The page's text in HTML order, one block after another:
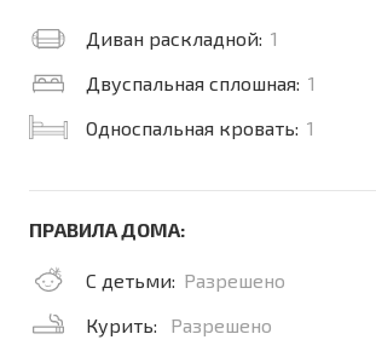
Диван раскладной: 1
Двуспальная сплошная: 1
Односпальная кровать: 1
ПРАВИЛА ДОМА:
С детьми: Разрешено
Курить:
Разрешено